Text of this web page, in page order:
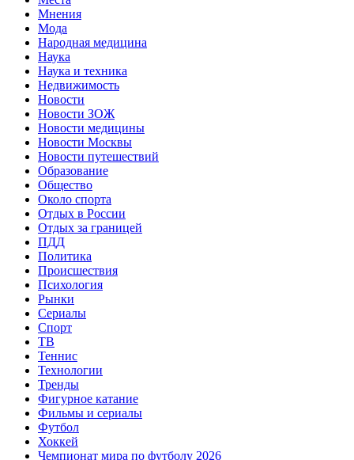
Мнения
Мода
Народная медицина
Наука
Наука и техника
Недвижимость
Новости
Новости ЗОЖ
Новости медицины
Новости Москвы
Новости путешествий
Образование
Общество
Около спорта
Отдых в России
Отдых за границей
ПДД
Политика
Происшествия
Психология
Рынки
Сериалы
Спорт
ТВ
Теннис
Технологии
Тренды
Фигурное катание
Фильмы и сериалы
Футбол
Хоккей
Чемпионат мира по футболу 2026